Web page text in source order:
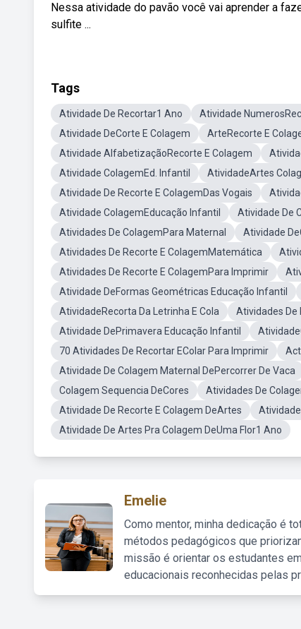
Nessa atividade do pavão você vai aprender a
sulfite ...
Tags
Atividade De Recortar1 Ano Atividade
Atividade DeCorte E Colagem
ArteRecorte E
Atividade AlfabetizaçãoRecorte E Colagem
Atividade ColagemEd. Infantil
AtividadeArtes
Atividade De Recorte E ColagemDas Vogais
Atividade ColagemEducação Infantil
Atividade De
Atividades De ColagemPara Maternal
Atividade
Atividades De Recorte E ColagemMatemática
Atividades De Recorte E ColagemPara Imprimir
Atividade DeFormas Geométricas Educação Infantil
AtividadeRecorta Da Letrinha E Cola
Atividades De
Atividade DePrimavera Educação Infantil
70 Atividades De Recortar EColar Para Imprimir
Atividade De Colagem Maternal DePercorrer De Vaca
Colagem Sequencia DeCores
Atividades De
Atividade De Recorte E Colagem DeArtes
Atividade De Artes Pra Colagem DeUma Flor1 Ano
Emelie
Como mentor, minha dedicação é
métodos pedagógicos que
missão é orientar os estudantes
educacionais reconhecidas pelas